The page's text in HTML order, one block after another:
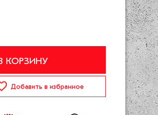
КОРЗИНУ
Добавить в избранное